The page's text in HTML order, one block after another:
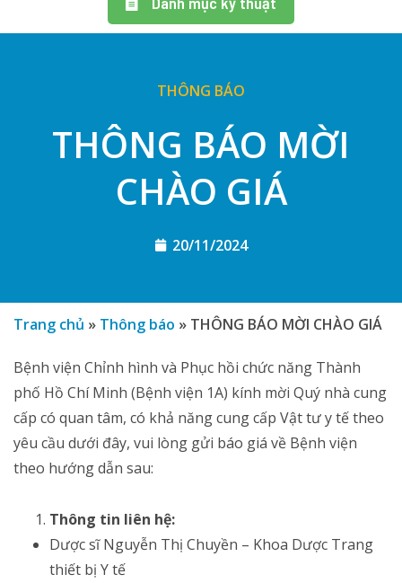
THÔNG BÁO
THÔNG BÁO MỜI
CHÀO GIÁ
20/11/2024
Trang chủ » Thông báo » THÔNG BÁO MỜI CHÀO GIÁ
Bệnh viện Chỉnh hình và Phục hồi chức năng Thành
phố Hồ Chí Minh (Bệnh viện 1A) kính mời Quý nhà cung
cấp có quan tâm, có khả năng cung cấp Vật tư y tế theo
yêu cầu dưới đây, vui lòng gửi báo giá về Bệnh viện
theo hướng dẫn sau:
Thông tin liên hệ:
Dược sĩ Nguyễn Thị Chuyền – Khoa Dược Trang
thiết bị Y tế